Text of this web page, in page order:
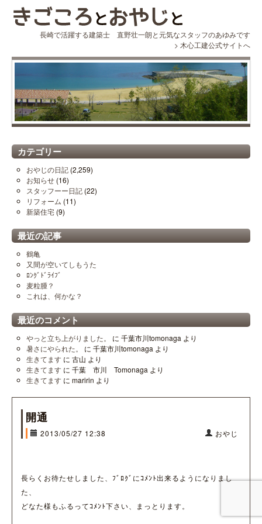
長崎で活躍する建築士 直野壮一朗と元気なスタッフのあゆみです
> 木心工建公式サイトへ
カテゴリー
おやじの日記 (2,259)
お知らせ (16)
スタッフーー日記 (22)
リフォーム (11)
新築住宅 (9)
最近の記事
鶴亀
又間が空いてしもうた
ﾛﾝｸﾞﾄﾞﾗｲﾌﾞ
麦粒腫？
これは、何かな？
最近のコメント
やっと立ち上がりました。 に 千葉市川tomonaga より
暑さにやられた。
に 千葉市川tomonaga より
生きてます に 古山 より
生きてます に 千葉 市川 Tomonaga より
生きてます に maririn より
開通
2013/05/27 12:38 おやじ
長らくお待たせしました、ﾌﾞﾛｸﾞにｺﾒﾝﾄ出来るようになりまし
た、
どなた様もふるってｺﾒﾝﾄ下さい、まっとります。